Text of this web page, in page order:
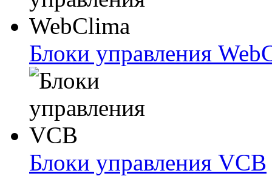
Блоки упрaвлeния
Блоки упрaвлeния VCB